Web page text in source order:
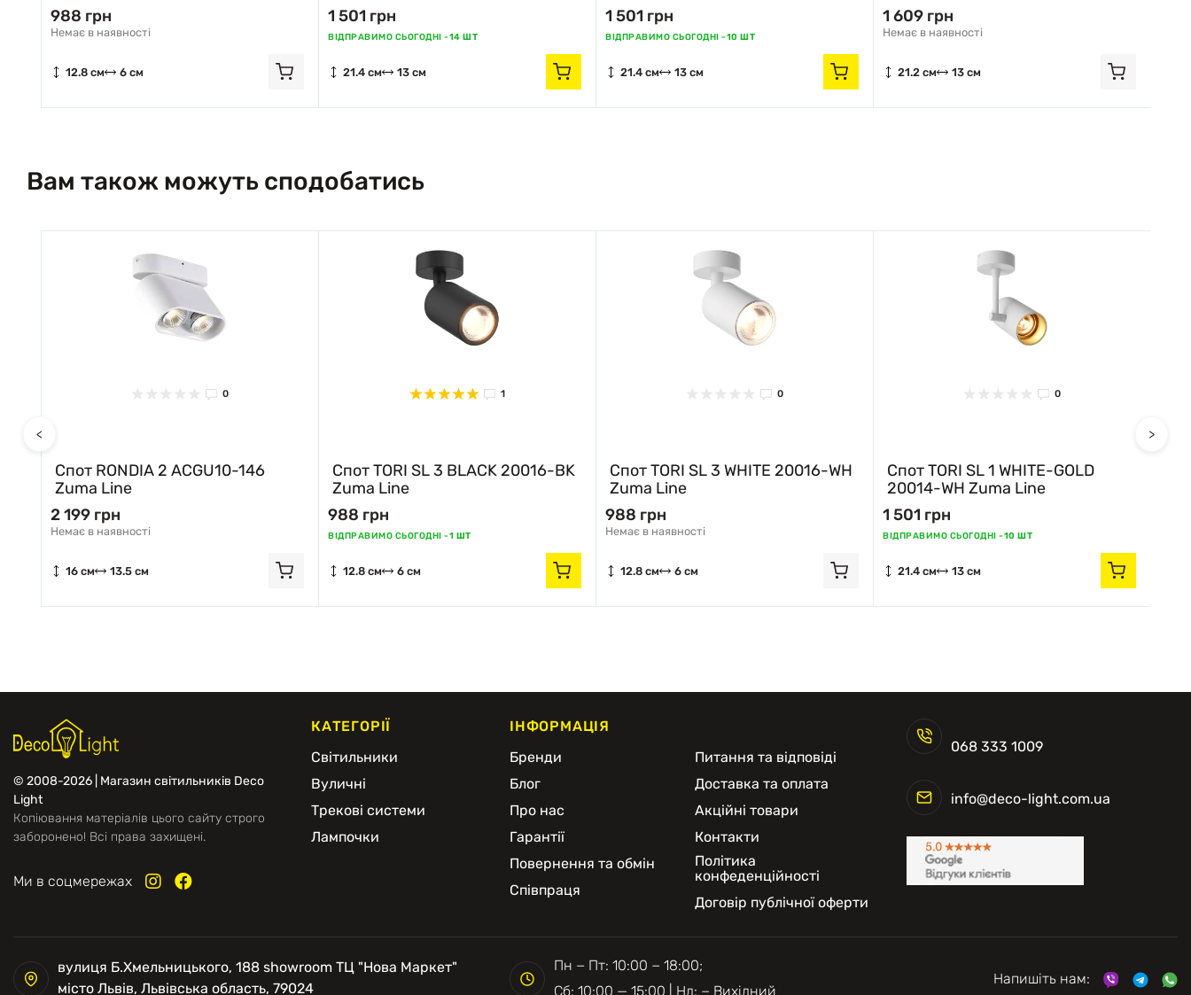
988 грн
Немає в наявності
12.8 см 6 см
1 501 грн
ВІДПРАВИМО СЬОГОДНІ -14 ШТ
21.4 см 13 см
1 501 грн
ВІДПРАВИМО СЬОГОДНІ -10 ШТ
21.4 см 13 см
1 609 грн
Немає в наявності
21.2 см 13 см
Вам також можуть сподобатись
<
0
Спот RONDIA 2 ACGU10-146
Zuma Line
2 199 грн
Немає в наявності
16 см 13.5 см
1
Спот TORI SL 3 BLACK 20016-BK
Zuma Line
988 грн
ВІДПРАВИМО СЬОГОДНІ -1 ШТ
12.8 см 6 см
0
Спот TORI SL 3 WHITE 20016-WH
Zuma Line
988 грн
Немає в наявності
12.8 см 6 см
0
Спот TORI SL 1 WHITE-GOLD
20014-WH Zuma Line
1 501 грн
ВІДПРАВИМО СЬОГОДНІ -10 ШТ
21.4 см 13 см
>
© 2008-2026 | Магазин світильників Deco
Light
Копіювання матеріалів цього сайту строго
заборонено! Всі права захищені.
Ми в соцмережах
КАТЕГОРІЇ
Світильники
Вуличні
Трекові системи
Лампочки
ІНФОРМАЦІЯ
Бренди
Блог
Про нас
Гарантії
Повернення та обмін
Співпраця
Питання та відповіді
Доставка та оплата
Акційні товари
Контакти
Політика
конфеденційності
Договір публічної оферти
068 333 1009
info@deco-light.com.ua
вулиця Б.Хмельницького, 188 showroom ТЦ "Нова Маркет"
місто Львів, Львівська область, 79024
Пн − Пт: 10:00 − 18:00;
Сб: 10:00 — 15:00 | Нд: − Вихідний
Напишіть нам: